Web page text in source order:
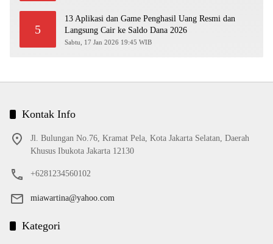
5
13 Aplikasi dan Game Penghasil Uang Resmi dan
Langsung Cair ke Saldo Dana 2026
Sabtu, 17 Jan 2026 19:45 WIB
Kontak Info
Jl. Bulungan No.76, Kramat Pela, Kota Jakarta Selatan, Daerah
Khusus Ibukota Jakarta 12130
+6281234560102
miawartina@yahoo.com
Kategori